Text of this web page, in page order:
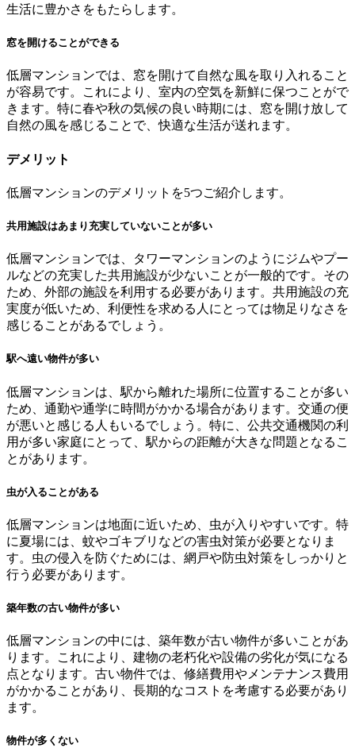
生活に豊かさをもたらします。
窓を開けることができる
低層マンションでは、窓を開けて自然な風を取り入れること
が容易です。これにより、室内の空気を新鮮に保つことがで
きます。特に春や秋の気候の良い時期には、窓を開け放して
自然の風を感じることで、快適な生活が送れます。
デメリット
低層マンションのデメリットを5つご紹介します。
共用施設はあまり充実していないことが多い
低層マンションでは、タワーマンションのようにジムやプー
ルなどの充実した共用施設が少ないことが一般的です。その
ため、外部の施設を利用する必要があります。共用施設の充
実度が低いため、利便性を求める人にとっては物足りなさを
感じることがあるでしょう。
駅へ遠い物件が多い
低層マンションは、駅から離れた場所に位置することが多い
ため、通勤や通学に時間がかかる場合があります。交通の便
が悪いと感じる人もいるでしょう。特に、公共交通機関の利
用が多い家庭にとって、駅からの距離が大きな問題となるこ
とがあります。
虫が入ることがある
低層マンションは地面に近いため、虫が入りやすいです。特
に夏場には、蚊やゴキブリなどの害虫対策が必要となりま
す。虫の侵入を防ぐためには、網戸や防虫対策をしっかりと
行う必要があります。
築年数の古い物件が多い
低層マンションの中には、築年数が古い物件が多いことがあ
ります。これにより、建物の老朽化や設備の劣化が気になる
点となります。古い物件では、修繕費用やメンテナンス費用
がかかることがあり、長期的なコストを考慮する必要があり
ます。
物件が多くない